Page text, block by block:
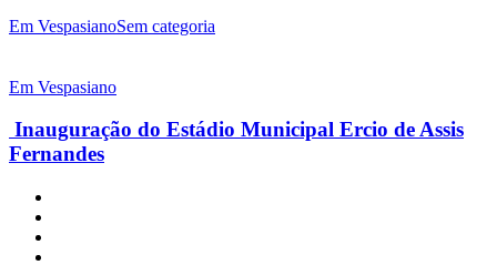
Em VespasianoSem categoria
Em Vespasiano
Inauguração do Estádio Municipal Ercio de Assis
Fernandes